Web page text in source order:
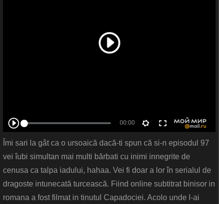
Îmi sari la gât ca o ursoaică dacă-ti spun că si-n episodul 97
vei îubi simultan mai multi bărbati cu inimi innegrite de
cenusa ca talpa iadului, hahaa. Vei fi doar a lor în serialul de
dragoste intunecată turcească. Fiind online subtitrat binisor in
romana a fost filmat in tinutul Capadociei. Acolo unde l-ai